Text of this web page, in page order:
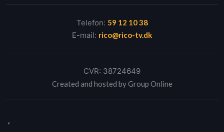
Telefon: 59 12 10 38
E-mail: rico@rico-tv.dk
CVR: ​38724649
Created and hosted by Group Online